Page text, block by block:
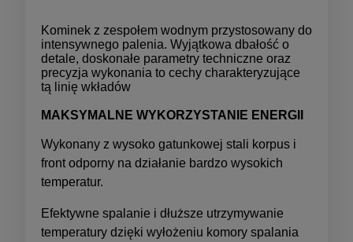
Kominek z zespołem wodnym przystosowany do
intensywnego palenia. Wyjątkowa dbałość o
detale, doskonałe parametry techniczne oraz
precyzja wykonania to cechy charakteryzujące
tą linię wkładów
MAKSYMALNE WYKORZYSTANIE ENERGII
Wykonany z wysoko gatunkowej stali korpus i
front odporny na działanie bardzo wysokich
temperatur.
Efektywne spalanie i dłuższe utrzymywanie
temperatury dzięki wyłożeniu komory spalania